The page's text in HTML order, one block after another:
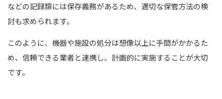
などの記録類には保存義務があるため、適切な保管方法の検
討も求められます。
このように、機器や施設の処分は想像以上に手間がかかるた
め、信頼できる業者と連携し、計画的に実施することが大切
です。